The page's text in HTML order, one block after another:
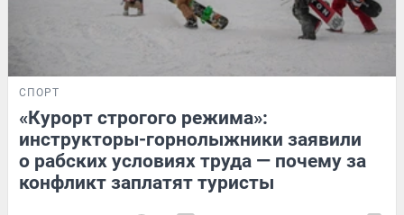
СПОРТ
«Курорт строгого режима»:
инструкторы-горнолыжники заявили
о рабских условиях труда — почему за
конфликт заплатят туристы